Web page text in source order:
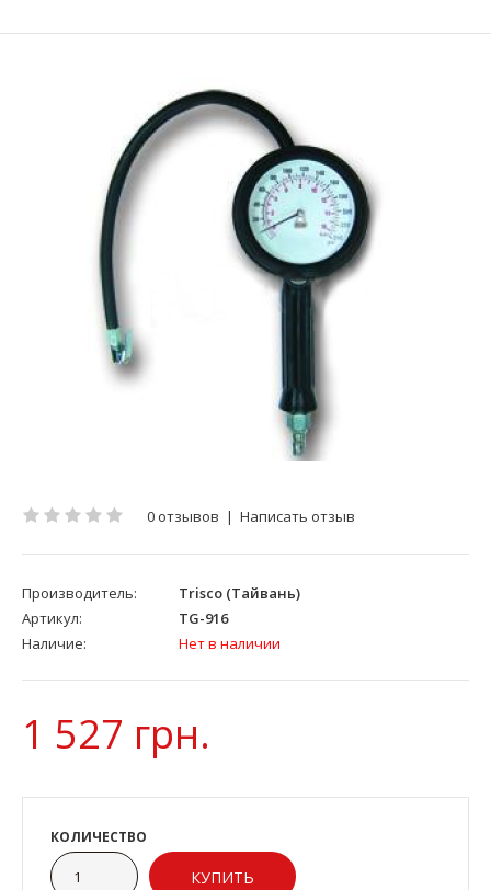
0 отзывов | Написать отзыв
Производитель:
Trisco (Тайвань)
Артикул:
TG-916
Наличие:
Нет в наличии
1 527 грн.
КОЛИЧЕСТВО